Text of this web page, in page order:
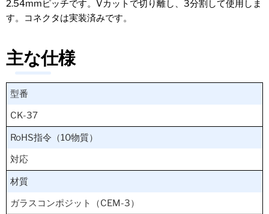
2.54mmピッチです。Vカットで切り離し、3分割して使用しま
す。コネクタは実装済みです。
主な仕様
型番
CK-37
RoHS指令（10物質）
対応
材質
ガラスコンポジット（CEM-3）